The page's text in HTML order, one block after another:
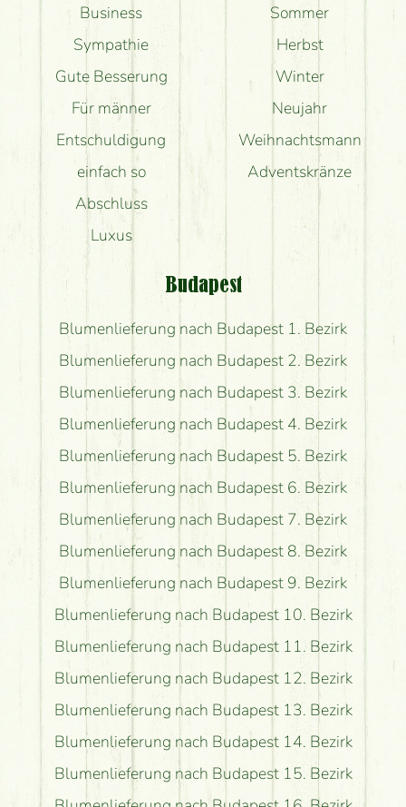
Business
Sympathie
Gute Besserung
Für männer
Entschuldigung
einfach so
Abschluss
Luxus
Sommer
Herbst
Winter
Neujahr
Weihnachtsmann
Adventskränze
Budapest
Blumenlieferung nach Budapest 1. Bezirk
Blumenlieferung nach Budapest 2. Bezirk
Blumenlieferung nach Budapest 3. Bezirk
Blumenlieferung nach Budapest 4. Bezirk
Blumenlieferung nach Budapest 5. Bezirk
Blumenlieferung nach Budapest 6. Bezirk
Blumenlieferung nach Budapest 7. Bezirk
Blumenlieferung nach Budapest 8. Bezirk
Blumenlieferung nach Budapest 9. Bezirk
Blumenlieferung nach Budapest 10. Bezirk
Blumenlieferung nach Budapest 11. Bezirk
Blumenlieferung nach Budapest 12. Bezirk
Blumenlieferung nach Budapest 13. Bezirk
Blumenlieferung nach Budapest 14. Bezirk
Blumenlieferung nach Budapest 15. Bezirk